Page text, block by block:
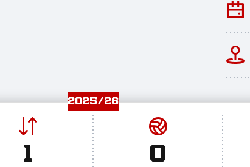
2025/26
1 0